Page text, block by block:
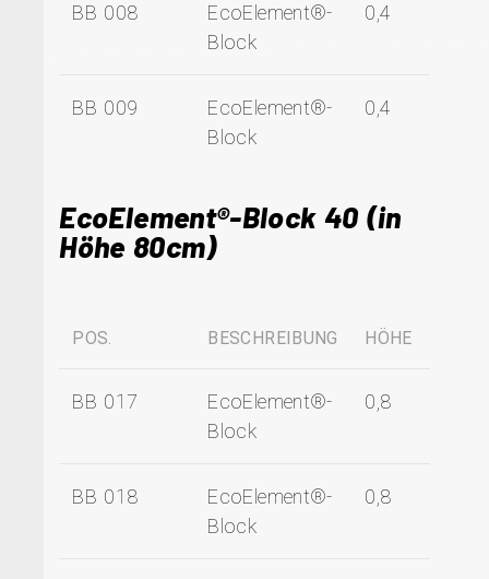
BB 008
EcoElement®-
Block
0,4
BB 009
EcoElement®-
Block
0,4
EcoElement®-Block 40 (in
Höhe 80cm)
POS. BESCHREIBUNG HÖHE
BB 017
EcoElement®-
Block
0,8
BB 018
EcoElement®-
Block
0,8